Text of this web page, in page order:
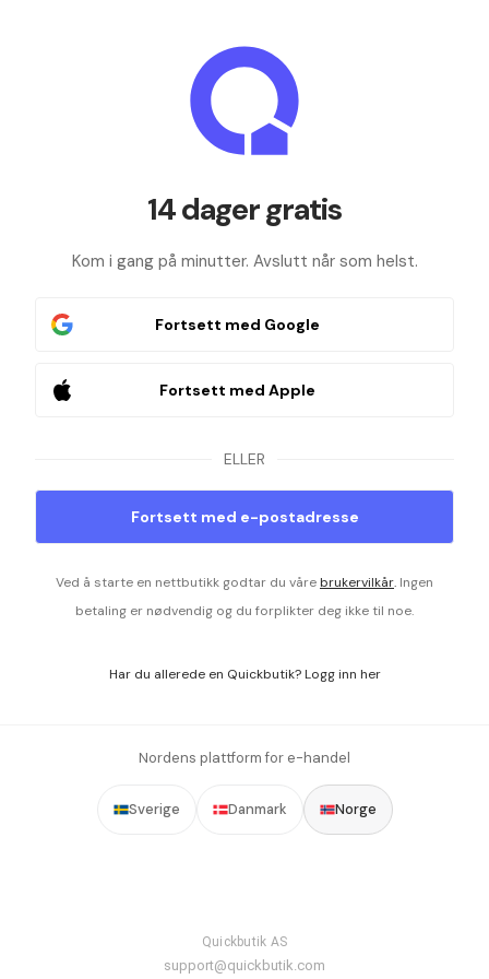
14 dager gratis
Kom i gang på minutter. Avslutt når som helst.
Fortsett med Google
Fortsett med Apple
ELLER
Fortsett med e-postadresse
Ved å starte en nettbutikk godtar du vårebrukervilkår. Ingen
betaling er nødvendig og du forplikter deg ikke til noe.
Har du allerede en Quickbutik? Logg inn her
Nordens plattform for e-handel
Sverige Danmark Norge
Quickbutik AS
support@quickbutik.com